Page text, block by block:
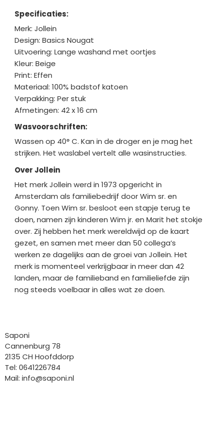
Specificaties:
Merk: Jollein
Design: Basics Nougat
Uitvoering: Lange washand met oortjes
Kleur: Beige
Print: Effen
Materiaal: 100% badstof katoen
Verpakking: Per stuk
Afmetingen: 42 x 16 cm
Wasvoorschriften:
Wassen op 40° C. Kan in de droger en je mag het
strijken. Het waslabel vertelt alle wasinstructies.
Over Jollein
Het merk Jollein werd in 1973 opgericht in
Amsterdam als familiebedrijf door Wim sr. en
Gonny. Toen Wim sr. besloot een stapje terug te
doen, namen zijn kinderen Wim jr. en Marit het stokje
over. Zij hebben het merk wereldwijd op de kaart
gezet, en samen met meer dan 50 collega’s
werken ze dagelijks aan de groei van Jollein. Het
merk is momenteel verkrijgbaar in meer dan 42
landen, maar de familieband en familieliefde zijn
nog steeds voelbaar in alles wat ze doen.
Saponi
Cannenburg 78
2135 CH Hoofddorp
Tel: 0641226784
Mail: info@saponi.nl